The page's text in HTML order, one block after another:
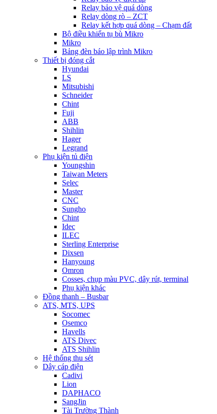
Relay bảo vệ quá dòng
Relay dòng rò – ZCT
Relay kết hợp quá dòng – Chạm đất
Bộ điều khiển tụ bù Mikro
Mikro
Bảng đèn báo lập trình Mikro
Thiết bị đóng cắt
Hyundai
LS
Mitsubishi
Schneider
Chint
Fuji
ABB
Shihlin
Hager
Legrand
Phụ kiện tủ điện
Youngshin
Taiwan Meters
Selec
Master
CNC
Sungho
Chint
Idec
ILEC
Sterling Enterprise
Dixsen
Hanyoung
Omron
Cosses, chụp màu PVC, dây rút, terminal
Phụ kiện khác
Đồng thanh – Busbar
ATS, MTS, UPS
Socomec
Osemco
Havells
ATS Divec
ATS Shihlin
Hệ thống thu sét
Dây cáp điện
Cadivi
Lion
DAPHACO
SangJin
Tài Trường Thành